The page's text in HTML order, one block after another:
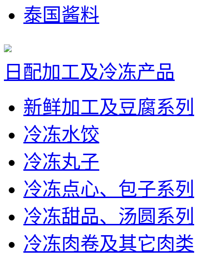
泰国酱料
日配加工及冷冻产品
新鲜加工及豆腐系列
冷冻水饺
冷冻丸子
冷冻点心、包子系列
冷冻甜品、汤圆系列
冷冻肉卷及其它肉类